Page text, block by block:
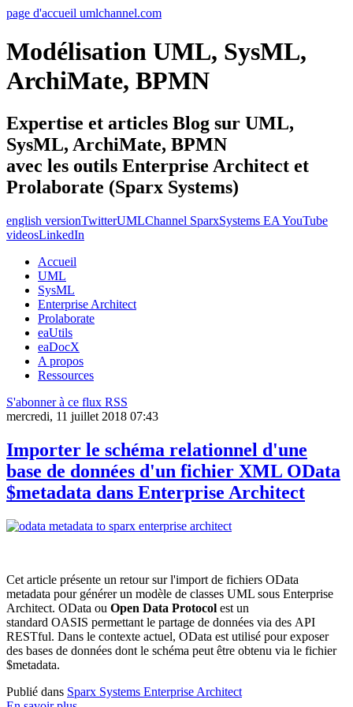
page d'accueil umlchannel.com
Modélisation UML, SysML,
ArchiMate, BPMN
Expertise et articles Blog sur UML,
SysML, ArchiMate, BPMN
avec les outils Enterprise Architect et
Prolaborate (Sparx Systems)
english versionTwitterUMLChannel SparxSystems EA YouTube
videosLinkedIn
Accueil
UML
SysML
Enterprise Architect
Prolaborate
eaUtils
eaDocX
A propos
Ressources
S'abonner à ce flux RSS
mercredi, 11 juillet 2018 07:43
Importer le schéma relationnel d'une
base de données d'un fichier XML OData
$metadata dans Enterprise Architect
Cet article présente un retour sur l'import de fichiers OData
metadata pour générer un modèle de classes UML sous Enterprise
Architect. OData ou Open Data Protocol est un
standard OASIS permettant le partage de données via des API
RESTful. Dans le contexte actuel, OData est utilisé pour exposer
des bases de données dont le schéma peut être obtenu via le fichier
$metadata.
Publié dans Sparx Systems Enterprise Architect